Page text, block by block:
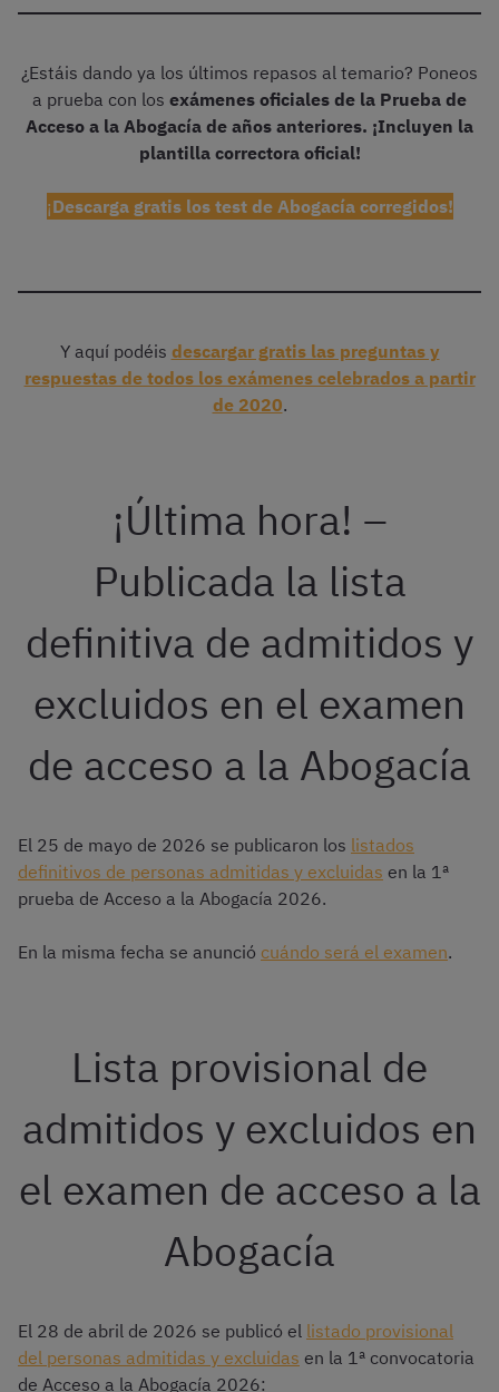
¿Estáis dando ya los últimos repasos al temario? Poneos
a prueba con los exámenes oficiales de la Prueba de
Acceso a la Abogacía de años anteriores. ¡Incluyen la
plantilla correctora oficial!
¡Descarga gratis los test de Abogacía corregidos!
Y aquí podéis descargar gratis las preguntas y
respuestas de todos los exámenes celebrados a partir
de 2020.
¡Última hora! –
Publicada la lista
definitiva de admitidos y
excluidos en el examen
de acceso a la Abogacía
El 25 de mayo de 2026 se publicaron los listados
definitivos de personas admitidas y excluidas en la 1ª
prueba de Acceso a la Abogacía 2026.
En la misma fecha se anunció cuándo será el examen.
Lista provisional de
admitidos y excluidos en
el examen de acceso a la
Abogacía
El 28 de abril de 2026 se publicó el listado provisional
del personas admitidas y excluidas en la 1ª convocatoria
de Acceso a la Abogacía 2026: